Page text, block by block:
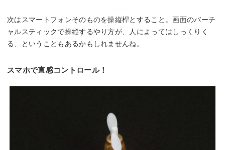
次はスマートフォンそのものを操縦桿とすること。画面のバーチ
ャルスティックで操縦するやり方が、人によってはしっくりく
る、ということもあるかもしれませんね。
スマホで直感コントロール！